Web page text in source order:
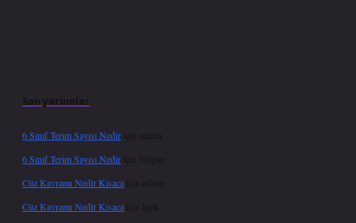
Son yorumlar
6 Sınıf Terim Sayısı Nedir için
admin
6 Sınıf Terim Sayısı Nedir için Nilgün
Cüz Kavramı Nedir Kısaca için
admin
Cüz Kavramı Nedir Kısaca için İpek